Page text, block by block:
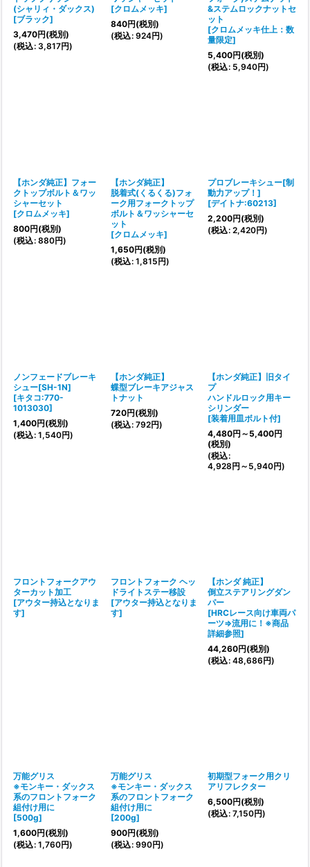
(シャリィ・ダックス)
[ブラック]
3,470円(税別)
(税込: 3,817円)
[クロムメッキ]
840円(税別)
(税込: 924円)
&ステムロックナットセ
ット
[クロムメッキ仕上：数
量限定]
5,400円(税別)
(税込: 5,940円)
【ホンダ純正】フォー
クトップボルト＆ワッ
シャーセット
[クロムメッキ]
800円(税別)
(税込: 880円)
【ホンダ純正】
脱着式(くるくる)フォ
ーク用フォークトップ
ボルト＆ワッシャーセ
ット
[クロムメッキ]
1,650円(税別)
(税込: 1,815円)
プロブレーキシュー[制
動力アップ！]
[デイトナ:60213]
2,200円(税別)
(税込: 2,420円)
ノンフェードブレーキ
シュー[SH-1N]
[キタコ:770-
1013030]
1,400円(税別)
(税込: 1,540円)
【ホンダ純正】
蝶型ブレーキアジャス
トナット
720円(税別)
(税込: 792円)
【ホンダ純正】旧タイ
プ
ハンドルロック用キー
シリンダー
[装着用皿ボルト付]
4,480円 ～5,400円
(税別)
(税込:
4,928円 ～5,940円)
フロントフォークアウ
ターカット加工
[アウター持込となりま
す]
フロントフォーク ヘッ
ドライトステー移設
[アウター持込となりま
す]
【ホンダ 純正】
倒立ステアリングダン
パー
[HRCレース向け車両パ
ーツ⇒流用に！※商品
詳細参照]
44,260円(税別)
(税込: 48,686円)
万能グリス
※モンキー・ダックス
系のフロントフォーク
組付け用に
[500g]
1,600円(税別)
(税込: 1,760円)
万能グリス
※モンキー・ダックス
系のフロントフォーク
組付け用に
[200g]
900円(税別)
(税込: 990円)
初期型フォーク用クリ
アリフレクター
6,500円(税別)
(税込: 7,150円)